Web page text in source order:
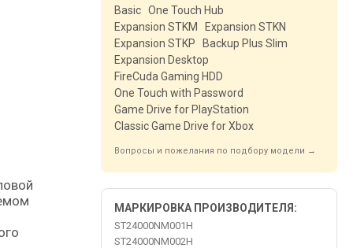
Basic One Touch Hub
Expansion STKM
Expansion STKN
Expansion STKP
Backup Plus Slim
Expansion Desktop
FireCuda Gaming HDD
One Touch with Password
Game Drive for PlayStation
Classic Game Drive for Xbox
Вопросы и пожелания по подбору модели →
МАРКИРОВКА ПРОИЗВОДИТЕЛЯ:
ST24000NM001H
ST24000NM002H